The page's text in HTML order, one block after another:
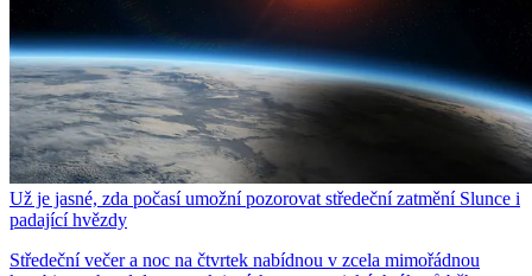
Už je jasné, zda počasí umožní pozorovat středeční zatmění Slunce i
padající hvězdy
Středeční večer a noc na čtvrtek nabídnou v zcela mimořádnou